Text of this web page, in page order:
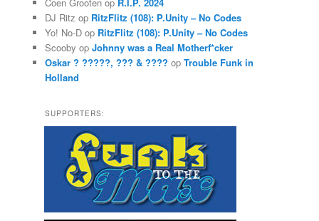
n
DJ Ritz op RitzFlitz (108): P.Unity – No Codes
Yo! No-Dop RitzFlitz (108): P.Unity – No Codes
Scooby op Johnny was a Real Motherf*cker
Oskar ? ?????, ??? & ???? op Trouble Funk in
Holland
SUPPORTERS: